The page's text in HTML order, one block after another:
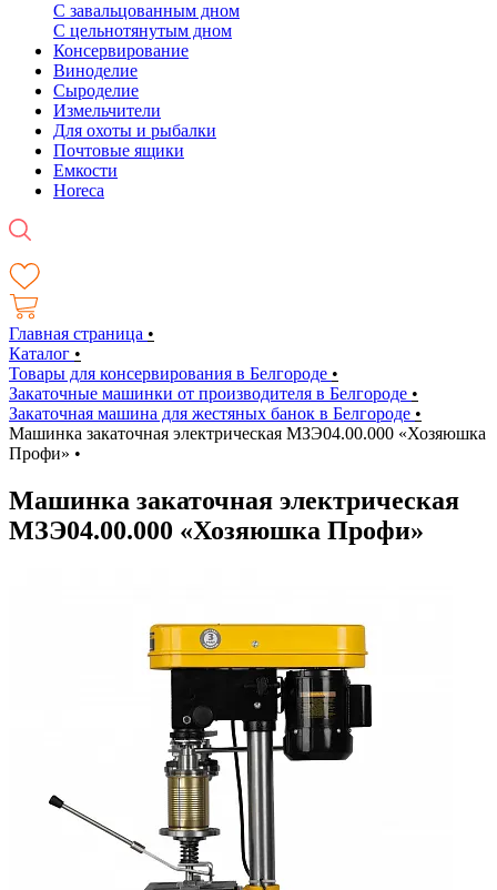
С завальцованным дном
С цельнотянутым дном
Консервирование
Виноделие
Сыроделие
Измельчители
Для охоты и рыбалки
Почтовые ящики
Емкости
Horeca
Главная страница •
Каталог •
Товары для консервирования в Белгороде •
Закаточные машинки от производителя в Белгороде •
Закаточная машина для жестяных банок в Белгороде •
Машинка закаточная электрическая МЗЭ04.00.000 «Хозяюшка
Профи» •
Машинка закаточная электрическая
МЗЭ04.00.000 «Хозяюшка Профи»